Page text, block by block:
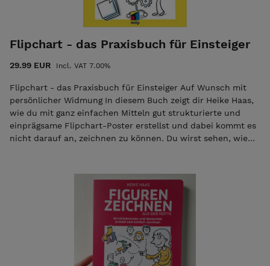
Flipchart - das Praxisbuch für Einsteiger
29.99 EUR Incl. VAT 7.00%
Flipchart - das Praxisbuch für Einsteiger Auf Wunsch mit
persönlicher Widmung In diesem Buch zeigt dir Heike Haas,
wie du mit ganz einfachen Mitteln gut strukturierte und
einprägsame Flipchart-Poster erstellst und dabei kommt es
nicht darauf an, zeichnen zu können. Du wirst sehen, wie
gutem Papier bis hin zu den besten Stiften Leserliche
Schrift und übersichtliche Texte worauf du achten musst
und wie du schön und deutlich schreibst Elemente einfach
zeichnen: Textboxen, Pfeile und Bulletpoints
ausdrucksstarke Piktogramme und Bildsymbole zahlreiche
verschiedene Figuren sowie deren Körperhaltung und Mimik
Tiere und deren Bedeutung im Kontext Farbe, Schatten und